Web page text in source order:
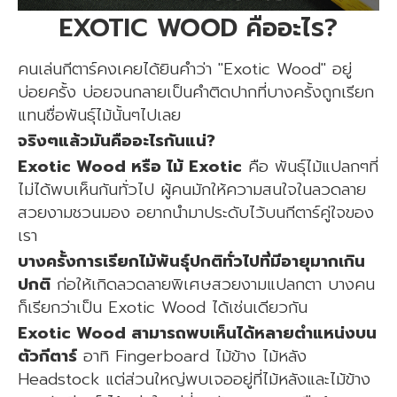
EXOTIC WOOD คืออะไร?
คนเล่นกีตาร์คงเคยได้ยินคำว่า "Exotic Wood" อยู่
บ่อยครั้ง บ่อยจนกลายเป็นคำติดปากที่บางครั้งถูกเรียก
แทนชื่อพันธุ์ไม้นั้นๆไปเลย
จริงๆแล้วมันคืออะไรกันแน่?
Exotic Wood หรือ ไม้ Exotic คือ พันธุ์ไม้แปลกๆที่
ไม่ได้พบเห็นกันทั่วไป ผู้คนมักให้ความสนใจในลวดลาย
สวยงามชวนมอง อยากนำมาประดับไว้บนกีตาร์คู่ใจของ
เรา
บางครั้งการเรียกไม้พันธุ์ปกติทั่วไปที่มีอายุมากเกิน
ปกติ ก่อให้เกิดลวดลายพิเศษสวยงามแปลกตา บางคน
ก็เรียกว่าเป็น Exotic Wood ได้เช่นเดียวกัน
Exotic Wood สามารถพบเห็นได้หลายตำแหน่งบน
ตัวกีตาร์ อาทิ Fingerboard ไม้ข้าง ไม้หลัง
Headstock แต่ส่วนใหญ่พบเจออยู่ที่ไม้หลังและไม้ข้าง